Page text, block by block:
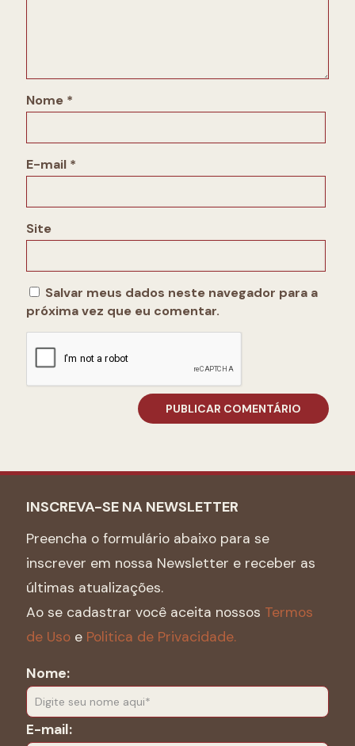
Nome *
E-mail *
Site
Salvar meus dados neste navegador para a
próxima vez que eu comentar.
INSCREVA-SE NA NEWSLETTER
Preencha o formulário abaixo para se
inscrever em nossa Newsletter e receber as
últimas atualizações.
Ao se cadastrar você aceita nossos Termos
de Uso e Politica de Privacidade.
Nome:
E-mail: